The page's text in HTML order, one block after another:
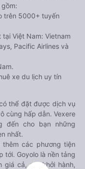
trên 5000+ tuyến
Việt Nam: Vietnam
Pacific Airlines và
xe du lịch uy tín
thể đặt được dịch vụ
cùng hấp dẫn. Vexere
đến cho bạn những
nhất.
các phương tiện
tới. Goyolo là nền tảng
giá cả, giờ khởi hành,